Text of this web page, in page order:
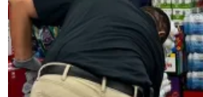
日本で人気のインターネッ
ネットカジノを開始する前に、
スロット機